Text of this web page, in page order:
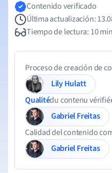
Contenido verificado
Última actualización:
Tiempo de lectura: 10 min
Proceso de creación de
Lily Hulatt
Qualitédu contenu
Gabriel Freitas
Calidad del contenido
Gabriel Freitas